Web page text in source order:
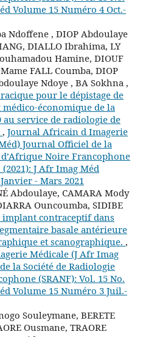
Volume 15 Numéro 4 Oct.-
Ndoffene , DIOP Abdoulaye
DIALLO Ibrahima, LY
Hamine, DIOUF
FALL Coumba, DIOP
Ndoye , BA Sokhna ,
pour le dépistage de
médico-économique de la
au service de radiologie de
, Journal Africain d Imagerie
Journal Officiel de la
Noire Francophone
(2021): J Afr Imag Méd
- Mars 2021
Abdoulaye, CAMARA Mody
Ouncoumba, SIDIBE
contraceptif dans
basale antérieure
et scanographique. ,
Médicale (J Afr Imag
la Société de Radiologie
(SRANF): Vol. 15 No.
Volume 15 Numéro 3 Juil.-
Souleymane, BERETE
Ousmane, TRAORE